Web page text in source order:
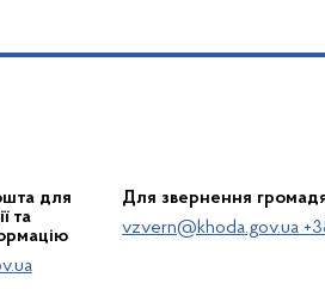
для
та
Для звернення
vzvern@khoda.gov.ua